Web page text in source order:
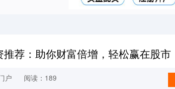
荐：助你财富倍增，轻松赢在股市
户
阅读：189